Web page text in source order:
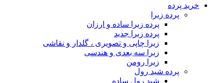
خرید پرده
پرده زبرا
پرده زبرا ساده و ارزان
پرده زبرا جدید
زبرا چاپی و تصویری ، گلدار و نقاشی
زبرا سه بعدی و هندسی
زبرا رومن
پرده شید رول
شید رول ساده